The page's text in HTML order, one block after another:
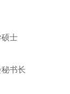
士
书长